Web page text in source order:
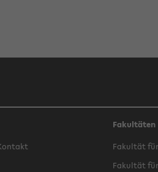
Fakultäten
Fakultät
Fakultät